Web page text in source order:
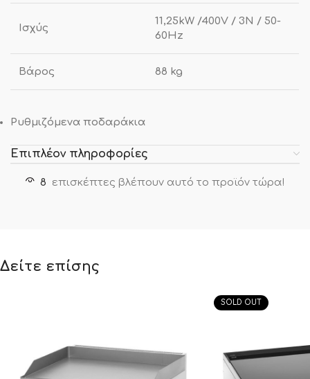
Ισχύς
11,25kW /400V / 3N / 50-
60Hz
Βάρος 88 kg
Ρυθμιζόμενα ποδαράκια
Επιπλέον πληροφορίες
8 επισκέπτες βλέπουν αυτό το προϊόν τώρα!
Δείτε επίσης
SOLD OUT